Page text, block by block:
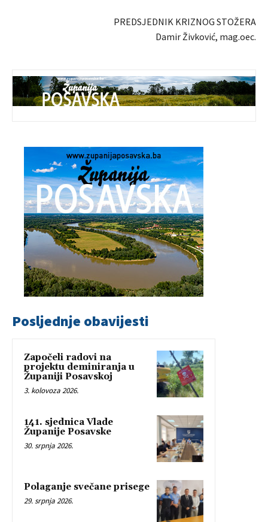
PREDSJEDNIK KRIZNOG STOŽERA
Damir Živković, mag.oec.
Posljednje obavijesti
Započeli radovi na
projektu deminiranja u
Županiji Posavskoj
3. kolovoza 2026.
141. sjednica Vlade
Županije Posavske
30. srpnja 2026.
Polaganje svečane prisege
29. srpnja 2026.